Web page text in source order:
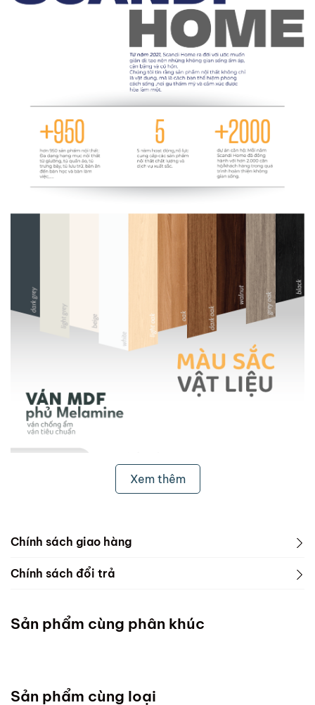
Xem thêm
Chính sách giao hàng
1. Freeship & Lắp đặt cho khách hàng các tỉnh thành
Miền Bắc
Đà Nẵng :Thứ 7 mỗi tuần ( Chốt đơn chậm nhất thứ
Chính sách đổi trả
Sản phẩm cùng phân khúc
Sản phẩm cùng loại